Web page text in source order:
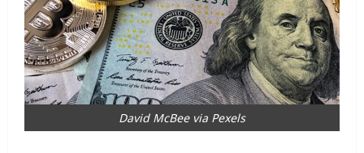
David McBee via Pexels